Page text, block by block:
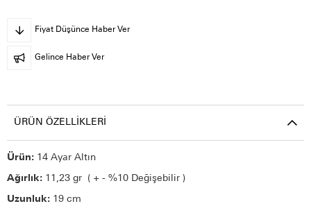
Fiyat Düşünce Haber Ver
Gelince Haber Ver
ÜRÜN ÖZELLIKLERI
Ürün: 14 Ayar Altın
Ağırlık: 11,23 gr ( + - %10 Değişebilir )
Uzunluk: 19 cm